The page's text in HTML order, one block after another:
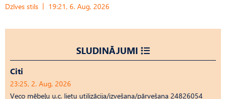
Dzīves stils 19:21, 6. Aug, 2026
SLUDINĀJUMI
Citi
23:25, 2. Aug, 2026
Veco mēbeļu u.c. lietu utilizācija/izvešana/pārvešana 24826054